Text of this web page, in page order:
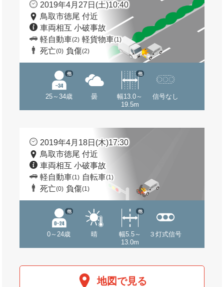
2019年4月27日(土)10:40
鳥取市徳尾 付近
車両相互 小破事故
軽自動車(2) 軽貨物車(1)
死亡(0) 負傷(2)
25～34歳
他
曇
幅13.0～
19.5m
他
信号なし
2019年4月18日(木)17:30
鳥取市徳尾 付近
車両相互 小破事故
軽自動車(1) 自転車(1)
死亡(0) 負傷(1)
0～24歳
他
晴
幅5.5～
13.0m
他
３灯式信号
地図で見る